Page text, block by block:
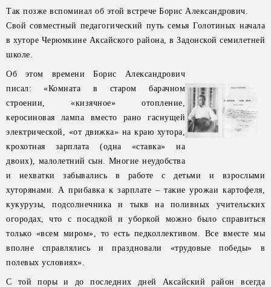
Так позже вспоминал об этой встрече Борис Александрович.
Свой совместный педагогический путь семья Голотиных начала
в хуторе Черюмкине Аксайского района, в Задонской семилетней
школе.
Об этом времени Борис Александрович
писал: «Комната в старом барачном
строении, «кизячное» отопление,
керосиновая лампа вместо рано гаснущей
электрической, «от движка» на краю хутора,
крохотная зарплата (одна «ставка» на
двоих), малолетний сын. Многие неудобства
и нехватки забывались в работе с детьми и взрослыми
хуторянами. А прибавка к зарплате – такие урожаи картофеля,
кукурузы, подсолнечника и тыкв на поливных учительских
огородах, что с посадкой и уборкой можно было справиться
только «всем миром», то есть педколлективом. Все вместе мы
вполне справлялись и праздновали «трудовые победы» в
полевых условиях».
С той поры и до последних дней Аксайский район всегда